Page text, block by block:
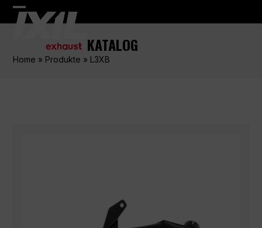
Skip
Open
menu
Close
menu
KATALOG
Home » Produkte » L3XB